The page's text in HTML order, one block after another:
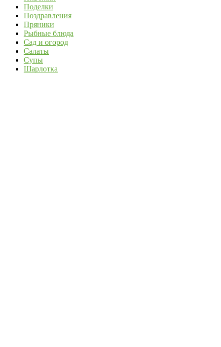
Поделки
Поздравления
Пряники
Рыбные блюда
Сад и огород
Салаты
Супы
Шарлотка